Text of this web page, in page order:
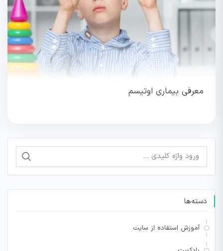
معرفی بیماری اوتیسم
جستجو
برای:
دسته‌ها
آموزش استفاده از سایت